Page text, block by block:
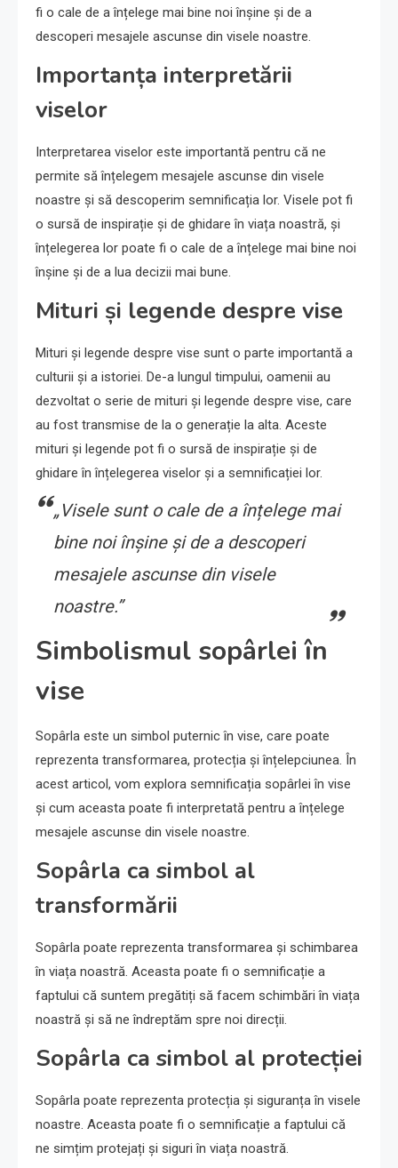
fi o cale de a înțelege mai bine noi înșine și de a
descoperi mesajele ascunse din visele noastre.
Importanța interpretării
viselor
Interpretarea viselor este importantă pentru că ne
permite să înțelegem mesajele ascunse din visele
noastre și să descoperim semnificația lor. Visele pot fi
o sursă de inspirație și de ghidare în viața noastră, și
înțelegerea lor poate fi o cale de a înțelege mai bine noi
înșine și de a lua decizii mai bune.
Mituri și legende despre vise
Mituri și legende despre vise sunt o parte importantă a
culturii și a istoriei. De-a lungul timpului, oamenii au
dezvoltat o serie de mituri și legende despre vise, care
au fost transmise de la o generație la alta. Aceste
mituri și legende pot fi o sursă de inspirație și de
ghidare în înțelegerea viselor și a semnificației lor.
„Visele sunt o cale de a înțelege mai
bine noi înșine și de a descoperi
mesajele ascunse din visele
noastre.”
Simbolismul sopârlei în
vise
Sopârla este un simbol puternic în vise, care poate
reprezenta transformarea, protecția și înțelepciunea. În
acest articol, vom explora semnificația sopârlei în vise
și cum aceasta poate fi interpretată pentru a înțelege
mesajele ascunse din visele noastre.
Sopârla ca simbol al
transformării
Sopârla poate reprezenta transformarea și schimbarea
în viața noastră. Aceasta poate fi o semnificație a
faptului că suntem pregătiți să facem schimbări în viața
noastră și să ne îndreptăm spre noi direcții.
Sopârla ca simbol al protecției
Sopârla poate reprezenta protecția și siguranța în visele
noastre. Aceasta poate fi o semnificație a faptului că
ne simțim protejați și siguri în viața noastră.